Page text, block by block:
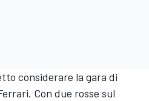
considerare la gara di
Con due rosse sul